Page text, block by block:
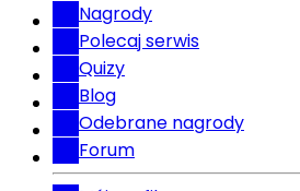
Nagrody
Polecaj serwis
Quizy
Blog
Odebrane nagrody
Forum